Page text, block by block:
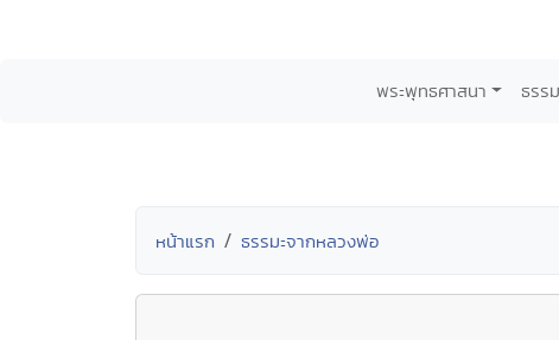
พระพุทธศาสนา ธรร
หน้าแรก ธรรมะจากหลวงพ่อ